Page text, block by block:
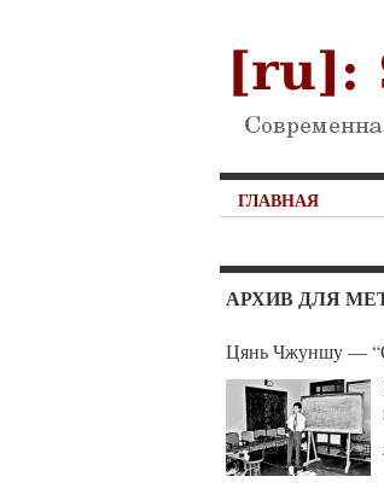
ГЛАВНАЯ
АРХИВ ДЛЯ
Цянь Чжуншу —